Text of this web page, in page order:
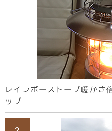
レインボーストーブ暖かさ
ップ